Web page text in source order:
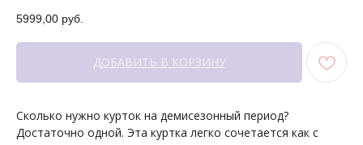
5999,00 руб.
ДОБАВИТЬ В КОРЗИНУ
Сколько нужно курток на демисезонный период?
Достаточно одной. Эта куртка легко сочетается как с